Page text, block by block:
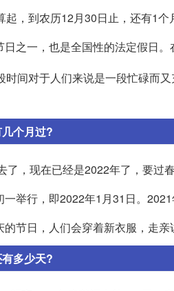
起，到农历12月30日止，还有1个
之一，也是全国性的法定假日
时间对于人们来说是一段忙碌而
个月过?
了，现在已经是2022年了，要过
举行，即2022年1月31日。
节日，人们会穿着新衣服，走亲
多少天?